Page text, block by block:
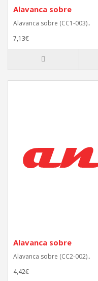
Alavanca sobre
Alavanca sobre (CC1-003)..
7,13€
Alavanca sobre
Alavanca sobre (CC2-002)..
4,42€